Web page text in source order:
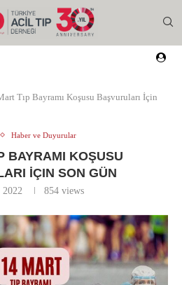
Tıp Bayramı Koşusu Başvuruları İçin
Haber ve Duyurular
BAYRAMI KOŞUSU
İÇIN SON GÜN
854views